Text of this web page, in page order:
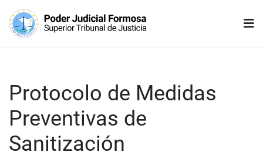
Protocolo de Medidas
Preventivas de
Sanitización